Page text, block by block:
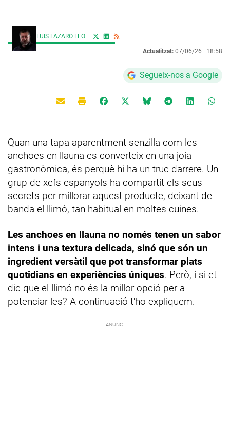
LUIS LAZARO LEO
Actualitzat: 07/06/26 | 18:58
Segueix-nos a Google
Quan una tapa aparentment senzilla com les
anchoes en llauna es converteix en una joia
gastronòmica, és perquè hi ha un truc darrere. Un
grup de xefs espanyols ha compartit els seus
secrets per millorar aquest producte, deixant de
banda el llimó, tan habitual en moltes cuines.
Les anchoes en llauna no només tenen un sabor
intens i una textura delicada, sinó que són un
ingredient versàtil que pot transformar plats
quotidians en experiències úniques. Però, i si et
dic que el llimó no és la millor opció per a
potenciar-les? A continuació t'ho expliquem.